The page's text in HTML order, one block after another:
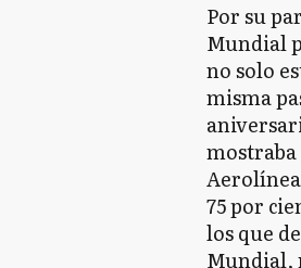
Por su
Mundial
no solo
misma
75 por
los que
Mundial,